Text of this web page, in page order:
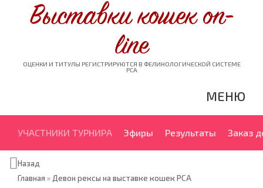
Выставки кошек on-
line
ОЦЕНКИ И ТИТУЛЫ РЕГИСТРИРУЮТСЯ В ФЕЛИНОЛОГИЧЕСКОЙ СИСТЕМЕ
PCA
МЕНЮ
УЧАСТНИКИ ТУРНИРА Эфиры Результаты Заказ
Назад
Главная » Девон рексы на выставке кошек PCA